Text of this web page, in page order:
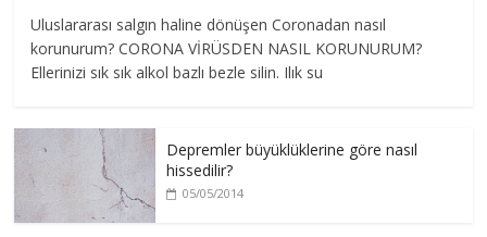
Uluslararası salgın haline dönüşen Coronadan nasıl
korunurum? CORONA VİRÜSDEN NASIL KORUNURUM?
Ellerinizi sık sık alkol bazlı bezle silin. Ilık su
Depremler büyüklüklerine göre nasıl
hissedilir?
05/05/2014